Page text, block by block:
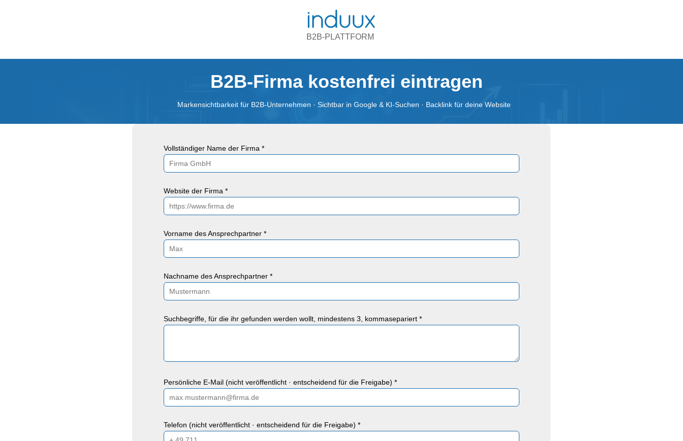
B2B-Firma kostenfrei eintragen
B2B-PLATTFORM
Vollständiger Name der Firma *
Website der Firma *
Vorname des Ansprechpartner *
Nachname des Ansprechpartner *
Suchbegriffe, für die ihr gefunden werden wollt, mindestens 3, kommasepariert *
Persönliche E-Mail (nicht veröffentlicht · entscheidend für die Freigabe) *
Telefon (nicht veröffentlicht · entscheidend für die Freigabe) *
Markensichtbarkeit für B2B-Unternehmen · Sichtbar in Google & KI-Suchen · Backlink für deine Website